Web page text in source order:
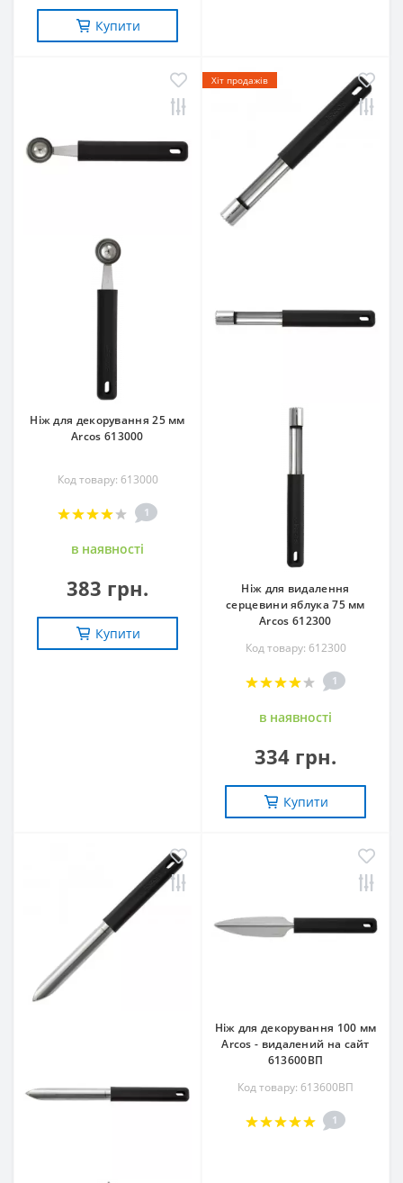
Купити
Ніж для декорування 25 мм
Arcos 613000
Код товару: 613000
1
в наявностi
383 грн.
Купити
Хіт продажів
Ніж для видалення
серцевини яблука 75 мм
Arcos 612300
Код товару: 612300
1
в наявностi
334 грн.
Купити
Ніж для декорування 100 мм
Arcos - видалений на сайт
613600ВП
Код товару: 613600ВП
1